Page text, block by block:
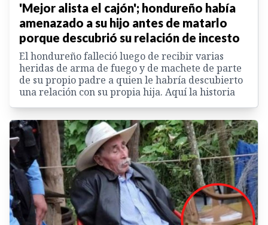
'Mejor alista el cajón'; hondureño había
amenazado a su hijo antes de matarlo
porque descubrió su relación de incesto
El hondureño falleció luego de recibir varias
heridas de arma de fuego y de machete de parte
de su propio padre a quien le habría descubierto
una relación con su propia hija. Aquí la historia